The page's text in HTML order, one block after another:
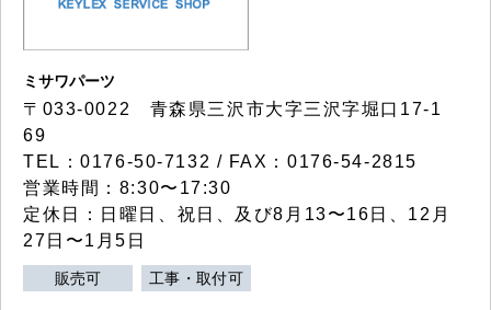
ミサワパーツ
〒033-0022 青森県三沢市大字三沢字堀口17-1
69
TEL：0176-50-7132 / FAX：0176-54-2815
営業時間：8:30〜17:30
定休日：日曜日、祝日、及び8月13〜16日、12月
27日〜1月5日
販売可 工事・取付可